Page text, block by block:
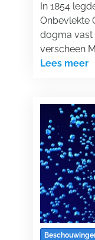
In 1854
Onbevlekte
dogma vast
verscheen
Lees meer